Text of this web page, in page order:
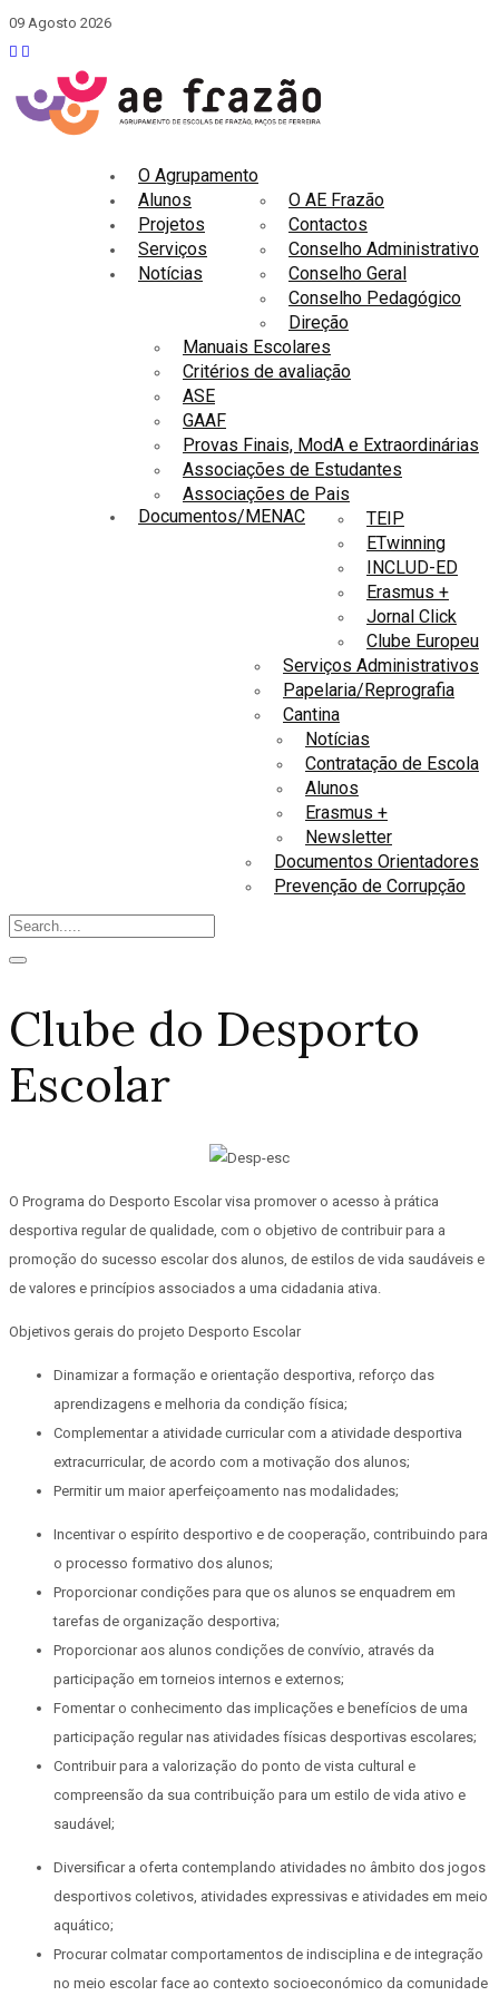
09 Agosto 2026
O Agrupamento
O AE Frazão
Contactos
Conselho Administrativo
Conselho Geral
Conselho Pedagógico
Direção
Alunos
Manuais Escolares
Critérios de avaliação
ASE
GAAF
Provas Finais, ModA e Extraordinárias
Associações de Estudantes
Associações de Pais
Projetos
TEIP
ETwinning
INCLUD-ED
Erasmus +
Jornal Click
Clube Europeu
Serviços
Serviços Administrativos
Papelaria/Reprografia
Cantina
Notícias
Notícias
Contratação de Escola
Alunos
Erasmus +
Newsletter
Documentos/MENAC
Documentos Orientadores
Prevenção de Corrupção
Clube do Desporto
Escolar
O Programa do Desporto Escolar visa promover o acesso à prática
desportiva regular de qualidade, com o objetivo de contribuir para a
promoção do sucesso escolar dos alunos, de estilos de vida saudáveis e
de valores e princípios associados a uma cidadania ativa.
Objetivos gerais do projeto Desporto Escolar
Dinamizar a formação e orientação desportiva, reforço das
aprendizagens e melhoria da condição física;
Complementar a atividade curricular com a atividade desportiva
extracurricular, de acordo com a motivação dos alunos;
Permitir um maior aperfeiçoamento nas modalidades;
Incentivar o espírito desportivo e de cooperação, contribuindo para
o processo formativo dos alunos;
Proporcionar condições para que os alunos se enquadrem em
tarefas de organização desportiva;
Proporcionar aos alunos condições de convívio, através da
participação em torneios internos e externos;
Fomentar o conhecimento das implicações e benefícios de uma
participação regular nas atividades físicas desportivas escolares;
Contribuir para a valorização do ponto de vista cultural e
compreensão da sua contribuição para um estilo de vida ativo e
saudável;
Diversificar a oferta contemplando atividades no âmbito dos jogos
desportivos coletivos, atividades expressivas e atividades em meio
aquático;
Procurar colmatar comportamentos de indisciplina e de integração
no meio escolar face ao contexto socioeconómico da comunidade